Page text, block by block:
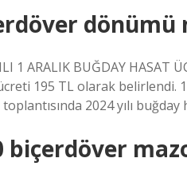
dönümü
1 ARALIK BUĞDAY HASAT
195 TL olarak belirlendi.
2024 yılı
biçerdöver